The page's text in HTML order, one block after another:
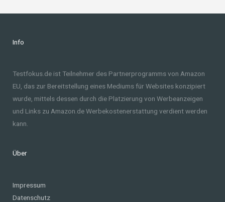
Info
Testfokus.de ist Teilnehmer des Partnerprogramms von Amazon
EU, das zur Bereitstellung eines Mediums für Websites konzipiert
wurde, mittels dessen durch die Platzierung von Werbeanzeigen
und Links zu Amazon.de Werbekostenerstattung verdient werden
kann.
Über
Impressum
Datenschutz